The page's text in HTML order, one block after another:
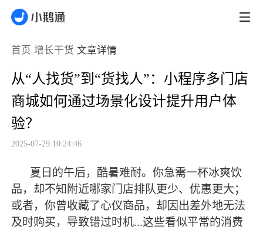
首页 增长干货 文章详情
从“人找货”到“货找人”：小程序多门店
商城如何通过场景化设计提升用户体
验？
2025-07-29 10:24:46
夏日的午后，酷暑难耐。你急需一杯冰爽饮
品，却不知附近哪家门店排队更少、优惠更大；
或者，你曾收藏了心仪商品，却因出差外地无法
及时购买，导致错过时机...这些看似平常的消费